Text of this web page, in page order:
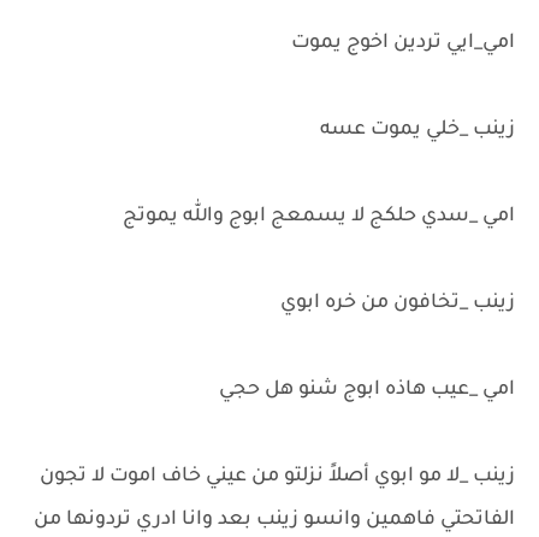
امي_ايي تردين اخوج يموت
زينب _خلي يموت عسه
امي _سدي حلكج لا يسمعج ابوج والله يموتج
زينب _تخافون من خره ابوي
امي _عيب هاذه ابوج شنو هل حجي
زينب _لا مو ابوي أصلاً نزلتو من عيني خاف اموت لا تجون
الفاتحتي فاهمين وانسو زينب بعد وانا ادري تردونها من